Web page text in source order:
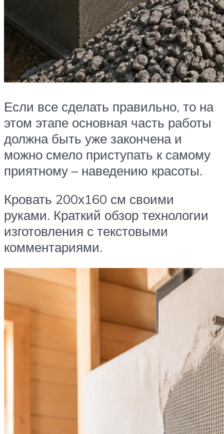
Если все сделать правильно, то на
этом этапе основная часть работы
должна быть уже закончена и
можно смело приступать к самому
приятному – наведению красоты.
Кровать 200х160 см своими
руками. Краткий обзор технологии
изготовления с текстовыми
комментариями.